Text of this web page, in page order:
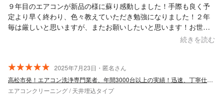
９年目のエアコンが新品の様に蘇り感動しました！手際も良く予
定より早く終わり、色々教えていただき勉強になりました！２年
毎は厳しいと思いますが、またお願いしたいと思います！お世話
続きを読む
2025年7月23日・匿名さん
高松市発！エアコン洗浄専門業者、年間3000台以上の実績！迅速、丁寧仕上りに自信
エアコンクリーニング / 天井埋込タイプ